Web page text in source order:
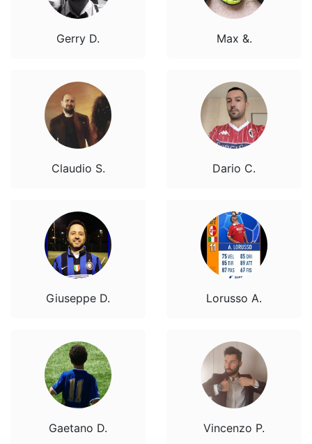
Gerry D.
Claudio S.
Giuseppe D.
Gaetano D.
Max &.
Dario C.
Lorusso A.
Vincenzo P.